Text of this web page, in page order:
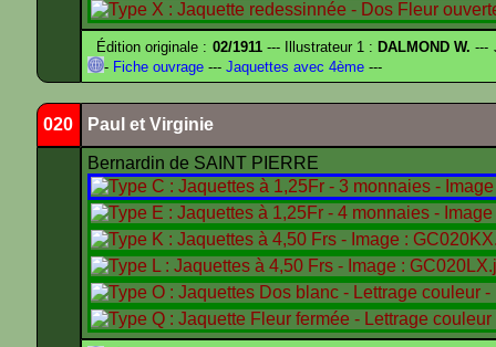
Édition originale : 02/1911--- Illustrateur 1 : DALMOND W. ---
- Fiche ouvrage --- Jaquettes avec 4ème ---
020 Paul et Virginie
Bernardin de SAINT PIERRE